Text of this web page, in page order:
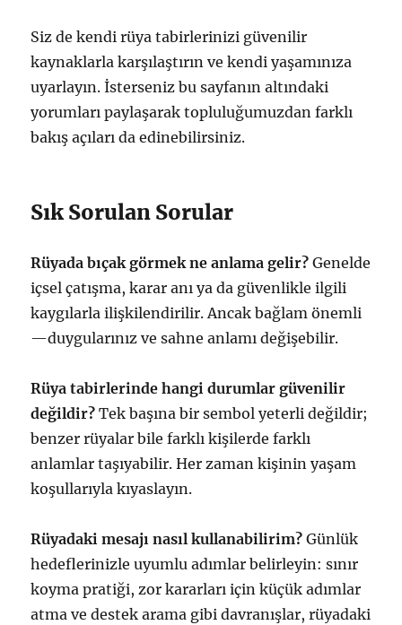
Siz de kendi rüya tabirlerinizi güvenilir
kaynaklarla karşılaştırın ve kendi yaşamınıza
uyarlayın. İsterseniz bu sayfanın altındaki
yorumları paylaşarak topluluğumuzdan farklı
bakış açıları da edinebilirsiniz.
Sık Sorulan Sorular
Rüyada bıçak görmek ne anlama gelir? Genelde
içsel çatışma, karar anı ya da güvenlikle ilgili
kaygılarla ilişkilendirilir. Ancak bağlam önemli
—duygularınız ve sahne anlamı değişebilir.
Rüya tabirlerinde hangi durumlar güvenilir
değildir? Tek başına bir sembol yeterli değildir;
benzer rüyalar bile farklı kişilerde farklı
anlamlar taşıyabilir. Her zaman kişinin yaşam
koşullarıyla kıyaslayın.
Rüyadaki mesajı nasıl kullanabilirim? Günlük
hedeflerinizle uyumlu adımlar belirleyin: sınır
koyma pratiği, zor kararları için küçük adımlar
atma ve destek arama gibi davranışlar, rüyadaki